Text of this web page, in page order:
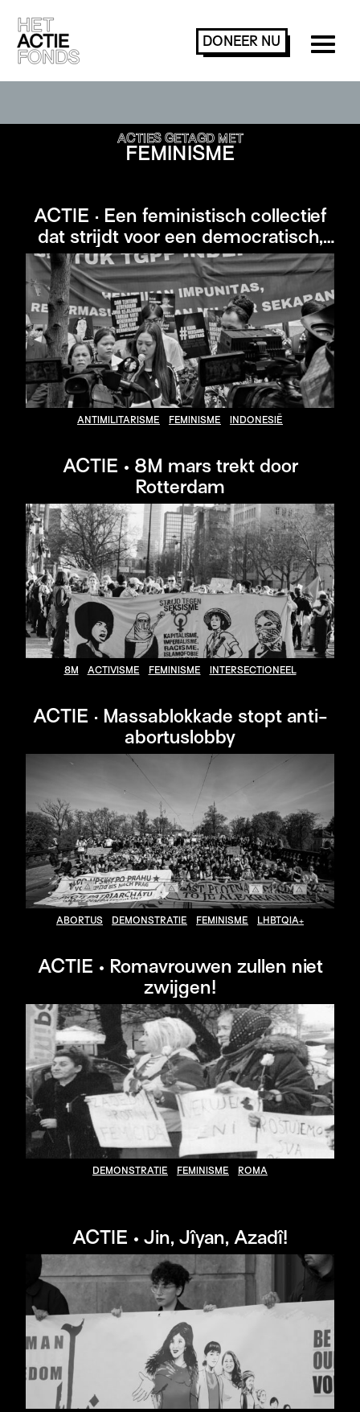
DONEER NU
ACTIES GETAGD MET
FEMINISME
ACTIE · Een feministisch collectief
dat strijdt voor een democratisch,
antimilitaristisch, Indonesië
ANTIMILITARISME FEMINISME INDONESIË
ACTIE • 8M mars trekt door
Rotterdam
8M ACTIVISME FEMINISME INTERSECTIONEEL
ACTIE · Massablokkade stopt anti-
abortuslobby
ABORTUS DEMONSTRATIE FEMINISME LHBTQIA+
ACTIE • Romavrouwen zullen niet
zwijgen!
DEMONSTRATIE FEMINISME ROMA
ACTIE • Jin, Jîyan, Azadî!